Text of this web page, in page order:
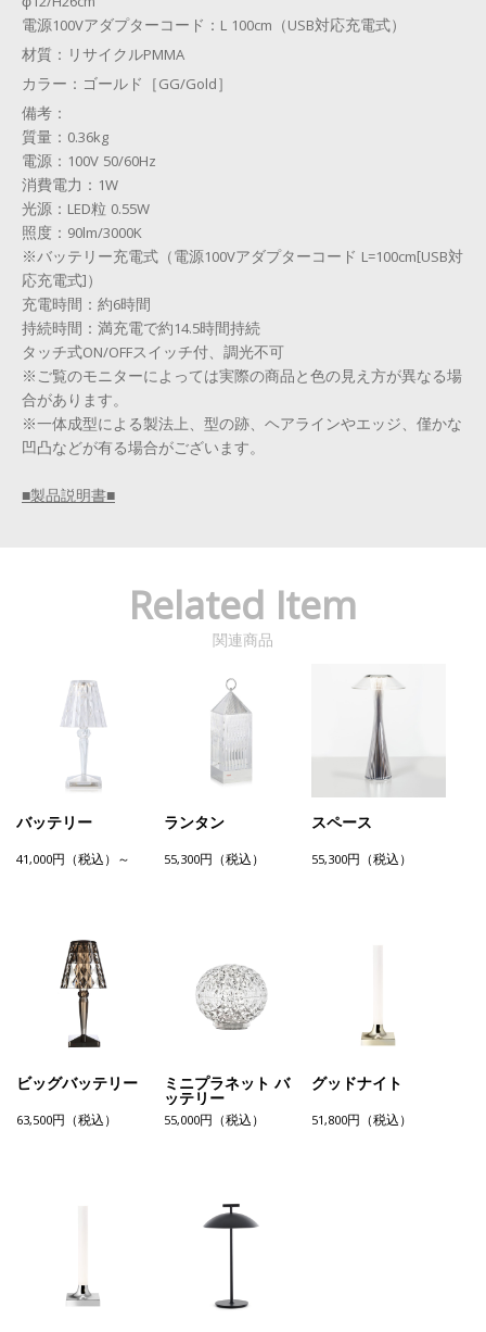
電源100Vアダプターコード：L 100cm（USB対応充電式）
材質： リサイクルPMMA
カラー： ゴールド［GG/Gold］
備考：
質量：0.36kg
電源：100V 50/60Hz
消費電力：1W
光源：LED粒 0.55W
照度：90lm/3000K
※バッテリー充電式（電源100Vアダプターコード L=100cm[USB対
応充電式]）
充電時間：約6時間
持続時間：満充電で約14.5時間持続
タッチ式ON/OFFスイッチ付、調光不可
※ご覧のモニターによっては実際の商品と色の見え方が異なる場
合があります。
※一体成型による製法上、型の跡、ヘアラインやエッジ、僅かな
凹凸などが有る場合がございます。
■製品説明書■
Related Item
関連商品
バッテリー
41,000円（税込）～
ランタン
55,300円（税込）
スペース
55,300円（税込）
ビッグバッテリー
63,500円（税込）
ミニプラネット バ
ッテリー
55,000円（税込）
グッドナイト
51,800円（税込）